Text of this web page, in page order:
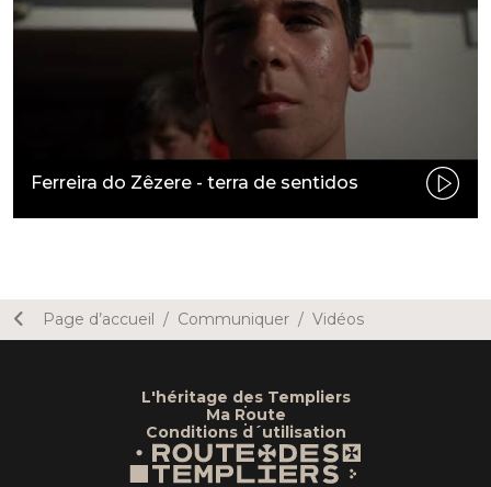
Ferreira do Zêzere - terra de sentidos
Page d’accueil / Communiquer / Vidéos
L'héritage des Templiers
•
Ma Route
•
Conditions d´utilisation